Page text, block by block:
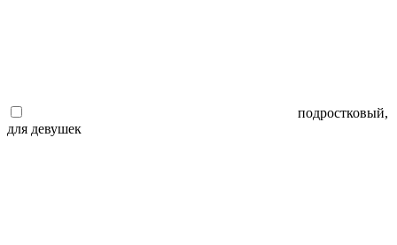
подростковый,
для девушек